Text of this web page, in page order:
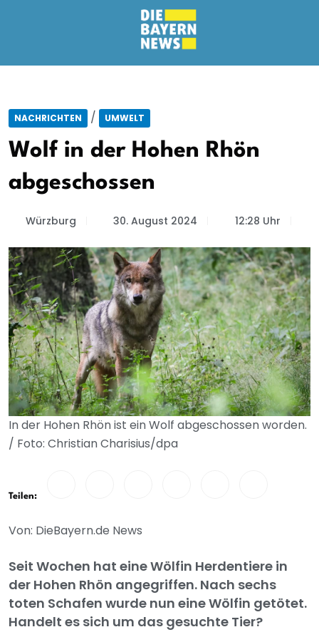
NACHRICHTEN / UMWELT
Wolf in der Hohen Rhön
abgeschossen
Würzburg 30. August 2024 12:28 Uhr
In der Hohen Rhön ist ein Wolf abgeschossen worden.
/ Foto: Christian Charisius/dpa
Teilen:
Von: DieBayern.de News
Seit Wochen hat eine Wölfin Herdentiere in
der Hohen Rhön angegriffen. Nach sechs
toten Schafen wurde nun eine Wölfin getötet.
Handelt es sich um das gesuchte Tier?